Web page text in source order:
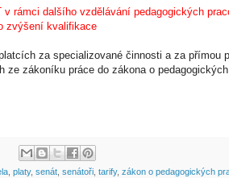
rámci dalšího vzdělávání pedagogických
zvýšení kvalifikace
za specializované činnosti a za přímou
ze zákoníku práce do zákona o
platy, senát senátoři tarify, zákon o pedagogických